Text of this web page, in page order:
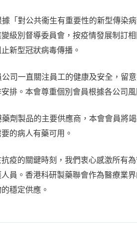
據「對公共衞生有重要性的新型傳染
級別督導委員會，按疫情發展制訂
新型冠狀病毒傳播。
公司一直關注員工的健康及安全，留
排。本會尊重個別會員根據各公司
劑製品的主要供應商，本會會員將
的病人有藥可用。
疫的關鍵時刻，我們衷心感激所有
員。香港科研製藥聯會作為醫療業
穩定供應。